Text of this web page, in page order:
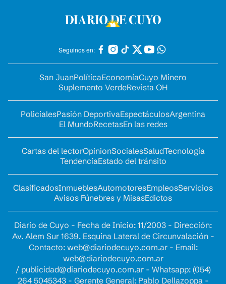
Seguinos en:
San JuanPolíticaEconomíaCuyo Minero
Suplemento VerdeRevista OH
PolicialesPasión DeportivaEspectáculosArgentina
El MundoRecetasEn las redes
Cartas del lectorOpinionSocialesSaludTecnología
TendenciaEstado del tránsito
ClasificadosInmueblesAutomotoresEmpleosServicios
Avisos Fúnebres y MisasEdictos
Diario de Cuyo - Fecha de Inicio: 11/2003 - Dirección:
Av. Alem Sur 1639. Esquina Lateral de Circunvalación -
Contacto: web@diariodecuyo.com.ar- Email:
web@diariodecuyo.com.ar
/ publicidad@diariodecuyo.com.ar- Whatsapp: (054)
264 5045343 - Gerente General: Pablo Dellazoppa -